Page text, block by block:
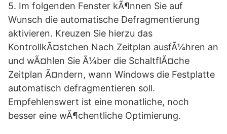
5. Im folgenden Fenster kÃ¶nnen Sie auf
Wunsch die automatische Defragmentierung
aktivieren. Kreuzen Sie hierzu das
KontrollkÃ¤stchen Nach Zeitplan ausfÃ¼hren an
und wÃ¤hlen Sie Ã¼ber die SchaltflÃ¤che
Zeitplan Ã¤ndern, wann Windows die Festplatte
automatisch defragmentieren soll.
Empfehlenswert ist eine monatliche, noch
besser eine wÃ¶chentliche Optimierung.